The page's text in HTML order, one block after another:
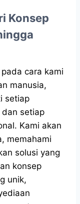
Konsep
cara kami
manusia,
setiap
dan setiap
Kami akan
memahami
solusi yang
konsep
unik,